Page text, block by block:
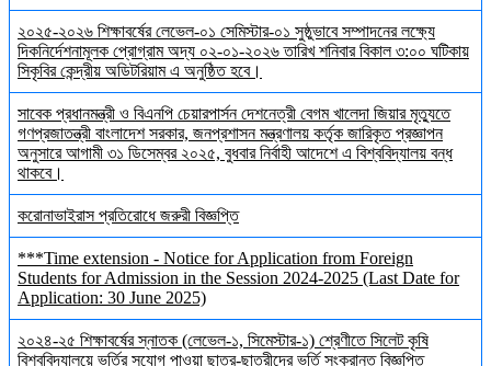
২০২৫-২০২৬ শিক্ষাবর্ষের লেভেল-০১ সেমিস্টার-০১ সুষ্ঠুভাবে সম্পাদনের লক্ষ্যে
দিকনির্দেশনামূলক প্রোগ্রাম অদ্য ০২-০১-২০২৬ তারিখ শনিবার বিকাল ৩:০০ ঘটিকায়
সিকৃবির কেন্দ্রীয় অডিটরিয়াম এ অনুষ্ঠিত হবে।
সাবেক প্রধানমন্ত্রী ও বিএনপি চেয়ারপার্সন দেশনেত্রী বেগম খালেদা জিয়ার মৃত্যুতে
গণপ্রজাতন্ত্রী বাংলাদেশ সরকার, জনপ্রশাসন মন্ত্রণালয় কর্তৃক জারিকৃত প্রজ্ঞাপন
অনুসারে আগামী ৩১ ডিসেম্বর ২০২৫, বুধবার নির্বাহী আদেশে এ বিশ্ববিদ্যালয় বন্ধ
থাকবে।
করোনাভাইরাস প্রতিরোধে জরুরী বিজ্ঞপ্তি
***Time extension - Notice for Application from Foreign
Students for Admission in the Session 2024-2025 (Last Date for
Application: 30 June 2025)
২০২৪-২৫ শিক্ষাবর্ষের স্নাতক (লেভেল-১, সিমেস্টার-১) শ্রেণীতে সিলেট কৃষি
বিশ্ববিদ্যালয়ে ভর্তির সুযোগ পাওয়া ছাত্র-ছাত্রীদের ভর্তি সংক্রান্ত বিজ্ঞপ্তি